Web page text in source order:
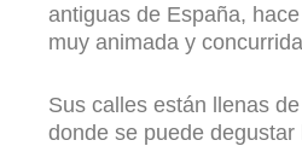
antiguas de España,
muy animada y
Sus calles están llenas
donde se puede